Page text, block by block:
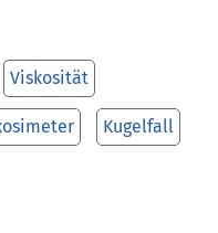
Viskosität
Kugelfall